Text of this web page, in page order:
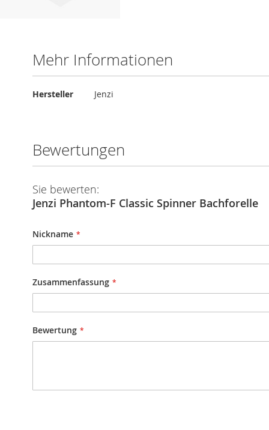
Mehr Informationen
Mehr
Hersteller Jenzi
Bewertungen
Sie bewerten:
Jenzi Phantom-F Classic Spinner Bachforelle
Nickname
Zusammenfassung
Bewertung